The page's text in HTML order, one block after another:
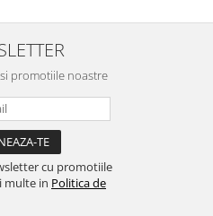
promotiile noastre
cu promotiile
multe in Politica de